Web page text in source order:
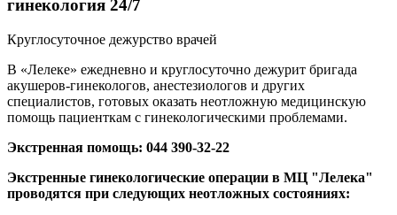
гинекология 24/7
Круглосуточное дежурство врачей
В «Лелеке» ежедневно и круглосуточно дежурит бригада
акушеров-гинекологов, анестезиологов и других
специалистов, готовых оказать неотложную медицинскую
помощь пациенткам с гинекологическими проблемами.
Экстренная помощь: 044 390-32-22
Экстренные гинекологические операции в МЦ "Лелека"
проводятся при следующих неотложных состояниях: